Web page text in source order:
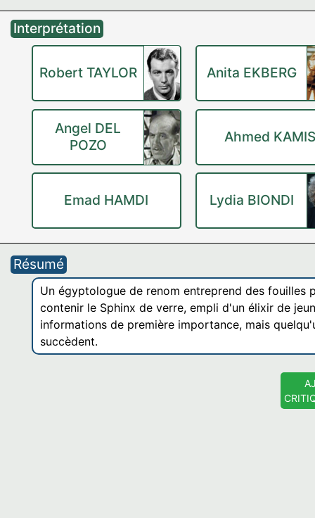
Interprétation
Robert TAYLOR Anita EKBERG
Angel DEL
POZO
Ahmed KAMIS
Emad HAMDI Lydia BIONDI
Résumé
Un égyptologue de renom entreprend des fouilles
contenir le Sphinx de verre, empli d'un élixir de
informations de première importance, mais
succèdent.